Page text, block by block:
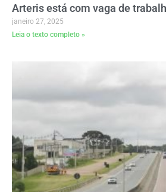
Arteris está com vaga de
janeiro 27, 2025
Leia o texto completo »